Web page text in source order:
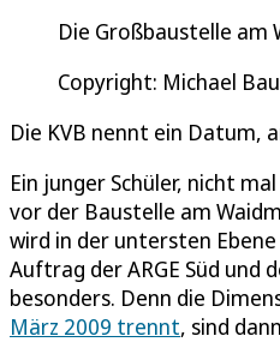
Die Großbaustelle am
Copyright: Michael
Die KVB nennt ein Datum,
Ein junger Schüler, nicht
vor der Baustelle am
wird in der untersten
Auftrag der ARGE Süd und
besonders. Denn die
März 2009 trennt, sind